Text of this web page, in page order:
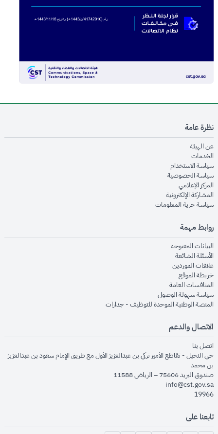
نظرة عامة
عن الهيئةopens in new window
الخدماتopens in new window
سياسة الاستخدام
سياسة الخصوصيةopens in new window
المركز الإعلاميopens in new window
المشاركة الإلكترونيةopens in new window
سياسة حرية المعلوماتopens in new window
روابط مهمة
البيانات المفتوحةopens in new window
الأسئلة الشائعةopens in new window
علاقات الموردينopens in new window
خريطة الموقعopens in new window
المنافسات العامةopens in new window
سياسة سهولة الوصولopens in new window
المنصة الوطنية الموحدة للتوظيف - جداراتopens in new window
الاتصال والدعم
اتصل بنا
حي النخيل - تقاطع الأمير تركي بن عبدالعزيز الأول مع طريق الإمام سعود بن عبدالعزيز
بن محمد
صندوق البريد 75606 – الرياض 11588
info@cst.gov.sa
19966
تابعنا على